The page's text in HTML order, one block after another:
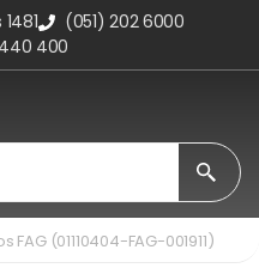
(051) 202 6000
440 400
(01110404-FAG-001911)